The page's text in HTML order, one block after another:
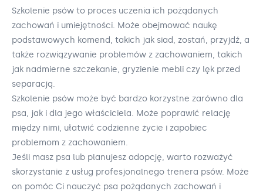
Szkolenie psów to proces uczenia ich pożądanych
zachowań i umiejętności. Może obejmować naukę
podstawowych komend, takich jak siad, zostań, przyjdź, a
także rozwiązywanie problemów z zachowaniem, takich
jak nadmierne szczekanie, gryzienie mebli czy lęk przed
separacją.
Szkolenie psów może być bardzo korzystne zarówno dla
psa, jak i dla jego właściciela. Może poprawić relację
między nimi, ułatwić codzienne życie i zapobiec
problemom z zachowaniem.
Jeśli masz psa lub planujesz adopcję, warto rozważyć
skorzystanie z usług profesjonalnego trenera psów. Może
on pomóc Ci nauczyć psa pożądanych zachowań i